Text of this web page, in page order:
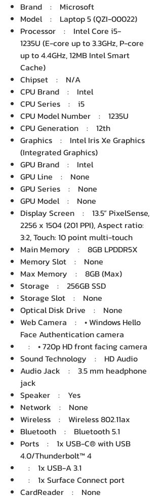
Brand : Microsoft
Model : Laptop 5 (QZI-00022)
Processor : Intel Core i5-
1235U (E-core up to 3.3GHz, P-core
up to 4.4GHz, 12MB Intel Smart
Cache)
Chipset : N/A
CPU Brand : Intel
CPU Series : i5
CPU Model Number : 1235U
CPU Generation : 12th
Graphics : Intel Iris Xe Graphics
(Integrated Graphics)
GPU Brand : Intel
GPU Line : None
GPU Series : None
GPU Model : None
Display Screen : 13.5” PixelSense,
2256 x 1504 (201 PPI), Aspect ratio:
3:2, Touch: 10 point multi-touch
Main Memory : 8GB LPDDR5X
Memory Slot : None
Max Memory : 8GB (Max)
Storage : 256GB SSD
Storage Slot : None
Optical Disk Drive : None
Web Camera : • Windows Hello
Face Authentication camera
: • 720p HD front facing camera
Sound Technology : HD Audio
Audio Jack : 3.5 mm headphone
jack
Speaker : Yes
Network : None
Wireless : Wireless 802.11ax
Bluetooth : Bluetooth 5.1
Ports : 1x USB-C® with USB
4.0/Thunderbolt™ 4
: 1x USB-A 3.1
: 1x Surface Connect port
CardReader : None